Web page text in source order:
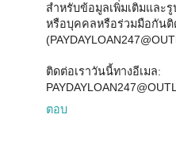
สำหรับข้อมูลเพิ่มเติมและ
หรือบุคคลหรือร่วมมือกันติ
ติดต่อเราวันนี้ทางอีเมล:
ตอบ